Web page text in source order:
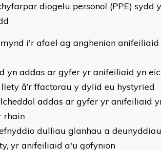
diogelu personol (PPE) sydd
i'r afael ag anghenion anifeiliaid
yn addas ar gyfer yr anifeiliaid yn
â’r ffactorau y dylid eu hystyried
addas ar gyfer yr anifeiliaid
rhain
dulliau glanhau a
yr anifeiliaid a'u gofynion